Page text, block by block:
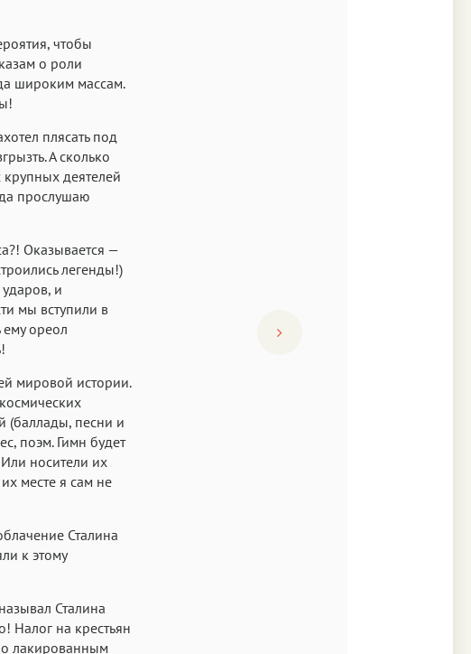
чтобы
о роли
широким массам.
плясать под
А сколько
деятелей
прослушаю
Оказывается —
легенды!)
и
мы вступили в
ореол
мировой истории.
(баллады, песни и
поэм. Гимн будет
носители их
месте я сам не
Сталина
к этому
Сталина
Налог на крестьян
лакированным